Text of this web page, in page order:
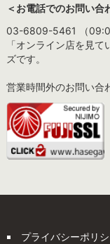
＜お電話でのお問い合
03-6809-5461 （
「オンライン店を見
ズです。
営業時間外のお問い合
プライバシーポリ